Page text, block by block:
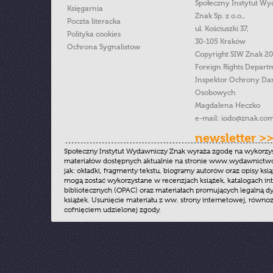
Księgarnia
Poczta literacka
Polityka cookies
Ochrona Sygnalistow
Społeczny Instytut
Znak Sp. z o.o.,
ul. Kościuszki 37,
30-105 Kraków
Copyright SIW Znak
Foreign Rights
Inspektor Ochrony
Osobowych
Magdalena Heczko
e-mail:
newsletter >>
Społeczny Instytut Wydawniczy Znak wyraża zgodę na
materiałów dostępnych aktualnie na stronie
jak: okładki, fragmenty tekstu, biogramy autorów oraz opisy
mogą zostać wykorzystane w recenzjach książek, katalogach
bibliotecznych (OPAC) oraz materiałach promujących legalną
książek. Usunięcie materiału z ww. strony internetowej,
cofnięciem udzielonej zgody.